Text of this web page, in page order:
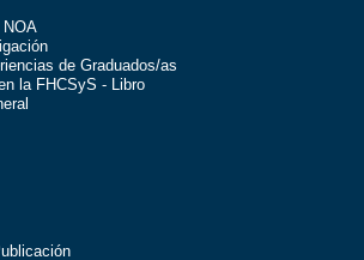
NOA
de Graduados/as
la FHCSyS - Libro